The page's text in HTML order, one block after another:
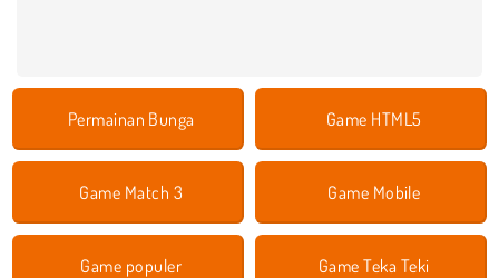
Permainan Bunga Game HTML5
Game Match 3 Game Mobile
Game populer Game Teka Teki